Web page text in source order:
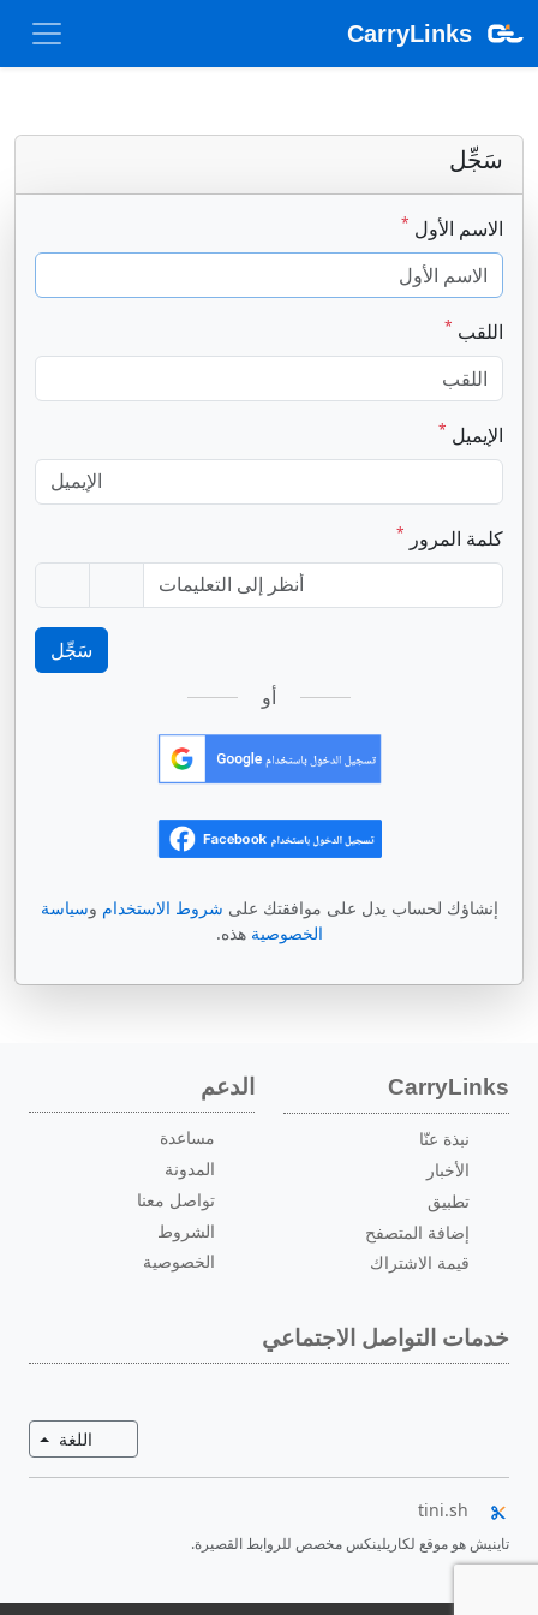
CarryLinks
سَجِّل
الاسم الأول *
اللقب *
الإيميل *
كلمة المرور *
سَجِّل
أو
إنشاؤك لحساب يدل على موافقتك على شروط الاستخدام وسياسة
الخصوصية هذه.
CarryLinks
نبذة عنّا
الأخبار
تطبيق
إضافة المتصفح
قيمة الاشتراك
الدعم
مساعدة
المدونة
تواصل معنا
الشروط
الخصوصية
خدمات التواصل الاجتماعي
تبديل
tini.sh
تاينيش هو موقع لكاريلينكس مخصص للروابط القصيرة.